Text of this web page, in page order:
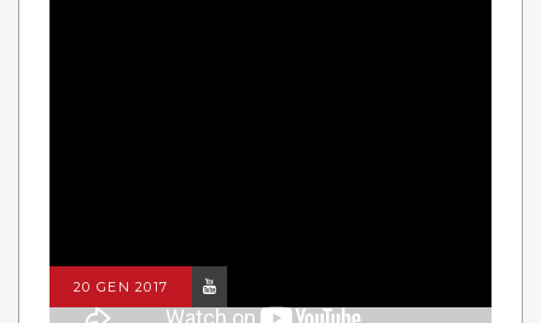
20 GEN 2017